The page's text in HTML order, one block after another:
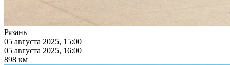
Рязань
05 августа 2025, 15:00
05 августа 2025, 16:00
898 км